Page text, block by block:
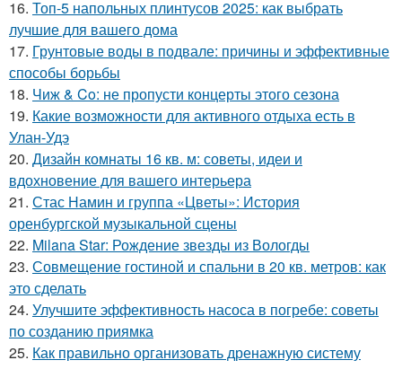
16. Топ-5 напольных плинтусов 2025: как выбрать
лучшие для вашего дома
17. Грунтовые воды в подвале: причины и эффективные
способы борьбы
18. Чиж & Co: не пропусти концерты этого сезона
19. Какие возможности для активного отдыха есть в
Улан-Удэ
20. Дизайн комнаты 16 кв. м: советы, идеи и
вдохновение для вашего интерьера
21. Стас Намин и группа «Цветы»: История
оренбургской музыкальной сцены
22. Milana Star: Рождение звезды из Вологды
23. Совмещение гостиной и спальни в 20 кв. метров: как
это сделать
24. Улучшите эффективность насоса в погребе: советы
по созданию приямка
25. Как правильно организовать дренажную систему